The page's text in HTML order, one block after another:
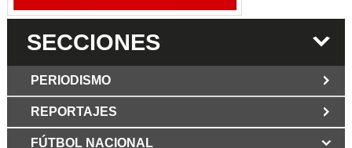
SECCIONES
PERIODISMO
El silencio del poder. Hay otro mártir de la
REPORTAJES
FÚTBOL NACIONAL